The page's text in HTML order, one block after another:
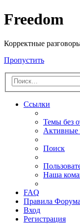
Freedom
Корректные
Пропустить
Ссылки
Темы без
Активные
Поиск
Наша
FAQ
Правила
Вход
Регистрация